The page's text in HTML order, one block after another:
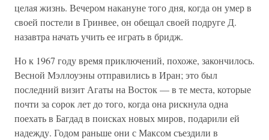
целая жизнь. Вечером накануне того дня, когда он умер в
своей постели в Гринвее, он обещал своей подруге Д.
назавтра начать учить ее играть в бридж.
Но к 1967 году время приключений, похоже, закончилось.
Весной Мэллоуэны отправились в Иран; это был
последний визит Агаты на Восток — в те места, которые
почти за сорок лет до того, когда она рискнула одна
поехать в Багдад в поисках новых миров, подарили ей
надежду. Годом раньше они с Максом съездили в